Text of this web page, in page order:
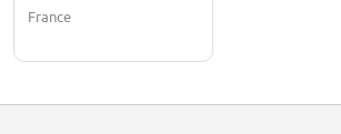
France